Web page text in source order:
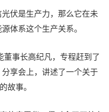
伏是生产力，那么它在未
体系这个生产关系。
事长高纪凡，专程赶到了
享会上，讲述了一个关于
故事。